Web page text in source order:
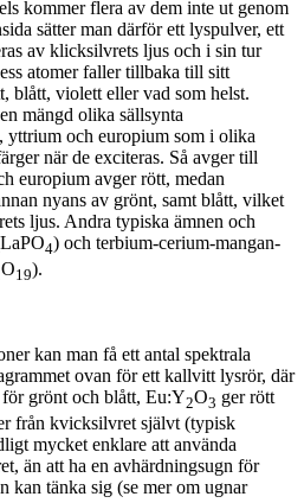
kommer flera av dem inte ut genom
sätter man därför ett lyspulver, ett
av klicksilvrets ljus och i sin tur
atomer faller tillbaka till sitt
blått, violett eller vad som helst.
mängd olika sällsynta
yttrium och europium som i olika
när de exciteras. Så avger till
europium avger rött, medan
nyans av grönt, samt blått, vilket
ljus. Andra typiska ämnen och
4) och terbium-cerium-mangan-
O19).
kan man få ett antal spektrala
ovan för ett kallvitt lysrör, där
för grönt och blått, Eu:Y2O3 ger rött
från kvicksilvret självt (typisk
mycket enklare att använda
än att ha en avhärdningsugn för
kan tänka sig (se mer om ugnar